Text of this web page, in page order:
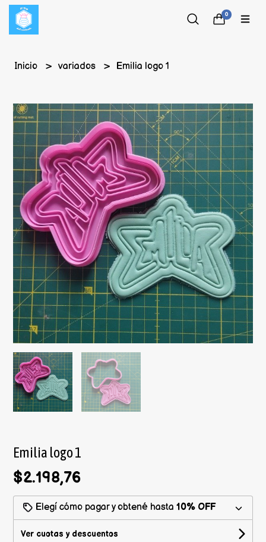
0
Inicio variados Emilia logo 1
Emilia logo 1
$2.198,76
Elegí cómo pagar y obtené hasta10% OFF
Ver cuotas y descuentos